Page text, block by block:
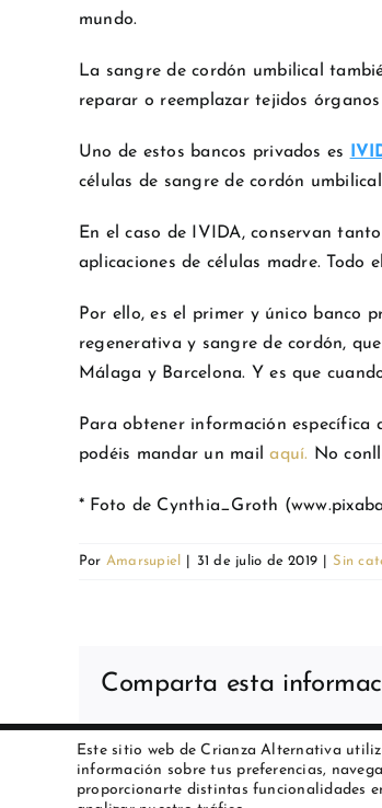
mundo.
La sangre de cordón umbilical
reparar o reemplazar tejidos
Uno de estos bancos privados es
células de sangre de cordón
En el caso de IVIDA, conservan
aplicaciones de células madre. Todo
Por ello, es el primer y único banco
regenerativa y sangre de cordón,
Málaga y Barcelona. Y es que
Para obtener información específica
podéis mandar un mailaquí. No
* Foto de Cynthia_Groth
Por Amarsupiel 31 de julio de 2019 Sin
Comparta esta
Copyright 2023 Amarsupiel |Aviso legal|
Este sitio web de Crianza Alternativa
información sobre tus preferencias,
proporcionarte distintas funcionalidades